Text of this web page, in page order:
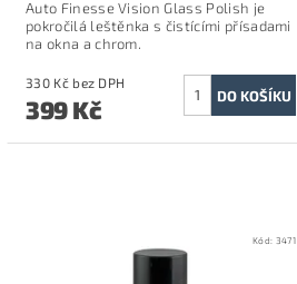
Auto Finesse Vision Glass Polish je
pokročilá leštěnka s čistícími přísadami
na okna a chrom.
330 Kč bez DPH
399 Kč
Kód: 3471